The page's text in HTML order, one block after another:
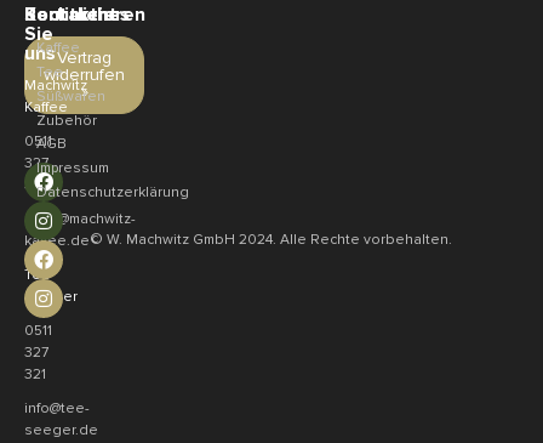
Sortiment
Kaffee
Tee
Süßwaren
Zubehör
Rechtliches
AGB
Impressum
Datenschutzerklärung
Vertrag
widerrufen
»
Kontaktieren
Sie
uns
Machwitz
Kaffee
0511
327
321
shop@machwitz-
kaffee.de
Tee
Seeger
0511
327
321
info@tee-
seeger.de
© W. Machwitz GmbH 2024. Alle Rechte vorbehalten.